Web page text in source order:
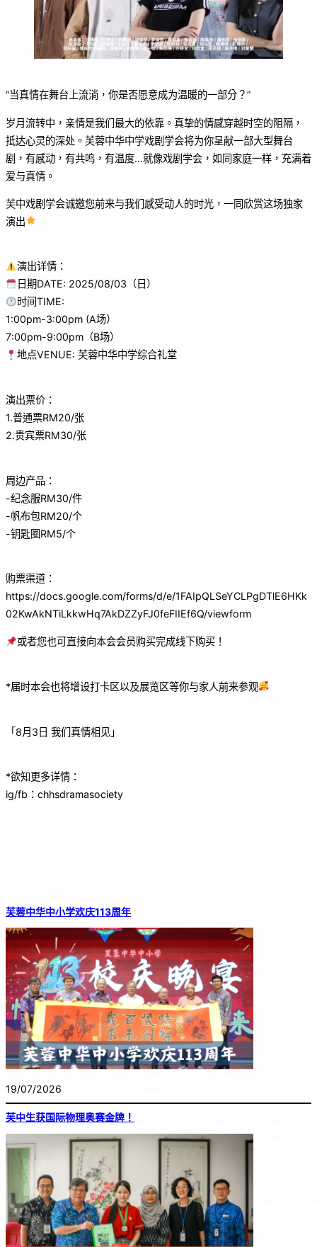
“当真情在舞台上流淌，你是否愿意成为温暖的一部分？”
岁月流转中，亲情是我们最大的依靠。真挚的情感穿越时空的阻隔，
抵达心灵的深处。芙蓉中华中学戏剧学会将为你呈献一部大型舞台
剧，有感动，有共鸣，有温度…就像戏剧学会，如同家庭一样，充满着
爱与真情。
芙中戏剧学会诚邀您前来与我们感受动人的时光，一同欣赏这场独家
演出
演出详情：
日期DATE: 2025/08/03（日）
时间TIME:
1:00pm-3:00pm (A场）
7:00pm-9:00pm（B场）
地点VENUE: 芙蓉中华中学综合礼堂
演出票价：
1.普通票RM20/张
2.贵宾票RM30/张
周边产品：
-纪念服RM30/件
-帆布包RM20/个
-钥匙圈RM5/个
购票渠道：
https://docs.google.com/forms/d/e/1FAIpQLSeYCLPgDTlE6HKk
02KwAkNTiLkkwHq7AkDZZyFJ0feFIIEf6Q/viewform
或者您也可直接向本会会员购买完成线下购买！
*届时本会也将增设打卡区以及展览区等你与家人前来参观
「8月3日 我们真情相见」
*欲知更多详情：
ig/fb：chhsdramasociety
芙蓉中华中小学欢庆113周年
19/07/2026
芙中生获国际物理奥赛金牌！